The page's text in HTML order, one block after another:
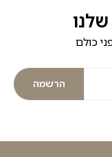
כולם
הרשמה